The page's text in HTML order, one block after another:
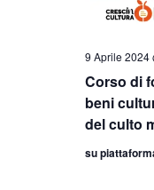
Corso di
beni
del culto
9 Aprile 2024
su